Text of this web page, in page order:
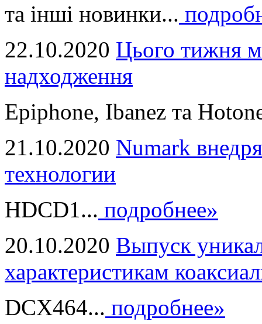
та інші новинки...
22.10.2020 Цього тижня
надходження
Epiphone, Ibanez та
21.10.2020 Numark
технологии
HDCD1... подробнее»
20.10.2020 Выпуск
характеристикам
DCX464... подробнее»